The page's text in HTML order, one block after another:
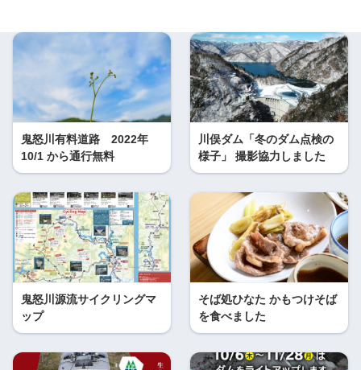
鬼怒川有料道路 2022年
10/1 から通行無料
川俣ダム「冬のダム点検の
様子」 撮影協力しました
鬼怒川源流サイクリングマ
ップ
そば処ひなた かもつけそば
を食べました